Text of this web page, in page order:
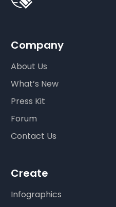
Company
About Us
What’s New
Press Kit
Forum
Contact Us
Create
Infographics